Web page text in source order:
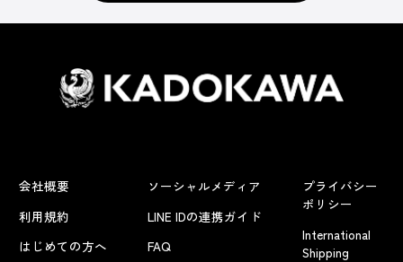
会社概要
利用規約
はじめての方へ
ソーシャルメディア
LINE IDの連携ガイド
FAQ
プライバシー
ポリシー
International
Shipping